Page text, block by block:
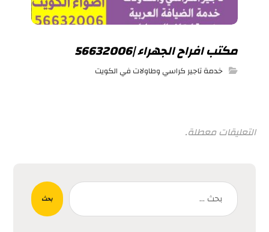
مكتب افراح الجهراء |56632006
خدمة تاجير كراسي وطاولات في الكويت
التعليقات معطلة.
بحث